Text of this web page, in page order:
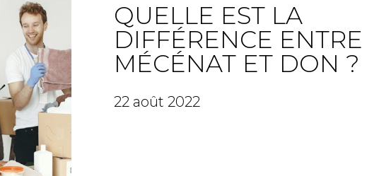
QUELLE EST LA
DIFFÉRENCE ENTRE
MÉCÉNAT ET DON ?
22 août 2022